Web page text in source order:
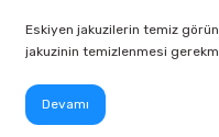
Eskiyen jakuzilerin temiz
jakuzinin temizlenmesi
Devamı